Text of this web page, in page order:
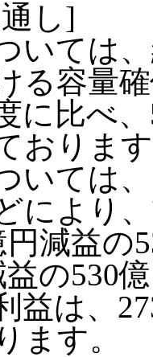
し]
いては
る容量
に比べ
おりま
いては
により
円減益の
益の530
益は、
ます。